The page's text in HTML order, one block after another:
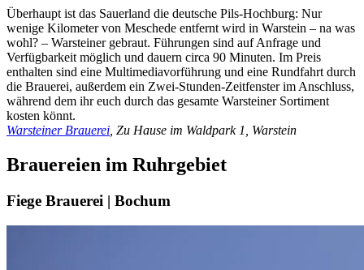
Überhaupt ist das Sauerland die deutsche Pils-Hochburg: Nur
wenige Kilometer von Meschede entfernt wird in Warstein – na was
wohl? – Warsteiner gebraut. Führungen sind auf Anfrage und
Verfügbarkeit möglich und dauern circa 90 Minuten. Im Preis
enthalten sind eine Multimediavorführung und eine Rundfahrt durch
die Brauerei, außerdem ein Zwei-Stunden-Zeitfenster im Anschluss,
während dem ihr euch durch das gesamte Warsteiner Sortiment
kosten könnt.
Warsteiner Brauerei , Zu Hause im Waldpark 1, Warstein
Brauereien im Ruhrgebiet
Fiege Brauerei | Bochum